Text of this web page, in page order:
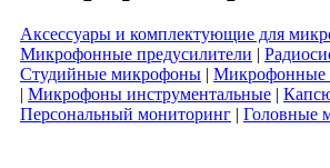
Аксессуары и комплектующие для
Микрофонные предусилители |
Студийные микрофоны | Микрофонные
| Микрофоны инструментальные |
Персональный мониторинг | Головные